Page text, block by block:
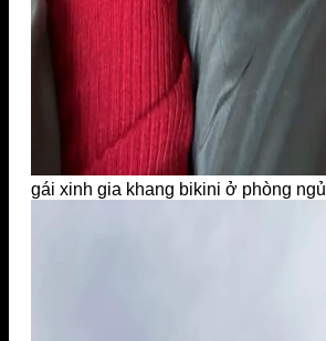
gái xinh gia khang bikini ở phòng ngủ